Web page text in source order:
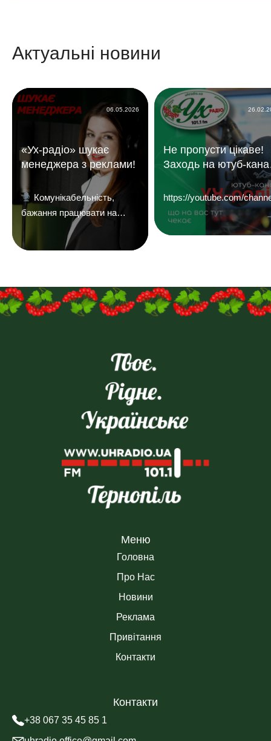
Актуальні новини
«Ух-радіо» шукає
менеджера з реклами!
Комунікабельність,
бажання працювати на
результат і досвід у
продажах — плюс.
пошту:uhreklama1@gmail.com
06.05.2026
Не пропусти цікаве!
Заходь на ютуб-
«УХ Радіо 101,1 фм»
https://youtube.com/
Меню
Головна
Про Нас
Новини
Реклама
Привітання
Контакти
Контакти
+38 067 35 45 85 1